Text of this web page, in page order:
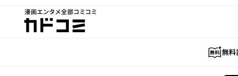
漫画エンタメ全部コミコミ
カドコミ
無料